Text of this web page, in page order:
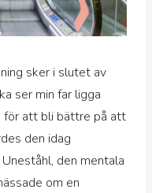
sker i slutet av
ser min far ligga
för att bli bättre på att
den idag
den mentala
om en